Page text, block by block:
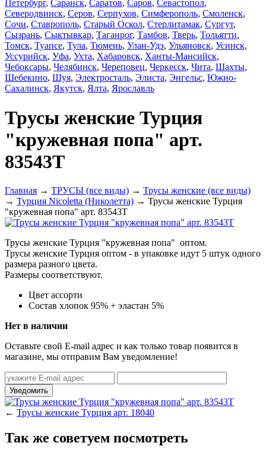
Петербург, Саранск, Саратов, Саров, Севастопол,
Северодвинск, Серов, Серпухов, Симферополь, Смоленск,
Сочи, Ставрополь, Старый Оскол, Стерлитамак, Сургут,
Сызрань, Сыктывкар, Таганрог, Тамбов, Тверь, Тольятти,
Томск, Туапсе, Тула, Тюмень, Улан-Удэ, Ульяновск, Усинск,
Уссурийск, Уфа, Ухта, Хабаровск, Ханты-Мансийск,
Чебоксары, Челябинск, Череповец, Черкесск, Чита, Шахты,
Шебекино, Шуя, Электросталь, Элиста, Энгельс, Южно-
Сахалинск, Якутск, Ялта, Ярославль
Трусы женские Турция
"кружевная попа" арт.
83543Т
Главная → ТРУСЫ (все виды) → Трусы женские (все виды)
→ Турция Nicoletta (Николетта) → Трусы женские Турция
"кружевная попа" арт. 83543Т
Трусы женские Турция "кружевная попа" оптом.
Трусы женские Турция оптом - в упаковке идут 5 штук одного
размера разного цвета.
Размеры соответствуют.
Цвет ассорти
Состав хлопок 95% + эластан 5%
Нет в наличии
Оставьте свой E-mail адрес и как только товар появится в
магазине, мы отправим Вам уведомление!
← Трусы женские Турция арт. 18040
Так же советуем посмотреть